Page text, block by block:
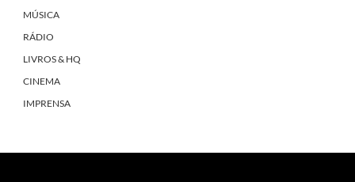
MÚSICA
RÁDIO
LIVROS & HQ
CINEMA
IMPRENSA